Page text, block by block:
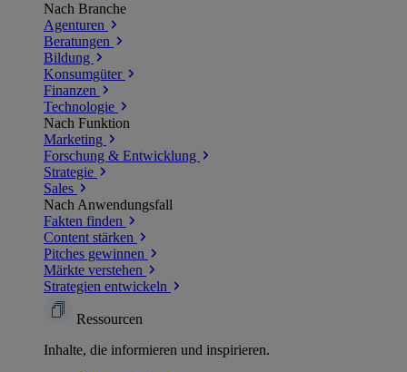
Nach Branche
Agenturen
Beratungen
Bildung
Konsumgüter
Finanzen
Technologie
Nach Funktion
Marketing
Forschung & Entwicklung
Strategie
Sales
Nach Anwendungsfall
Fakten finden
Content stärken
Pitches gewinnen
Märkte verstehen
Strategien entwickeln
Ressourcen
Inhalte, die informieren und inspirieren.